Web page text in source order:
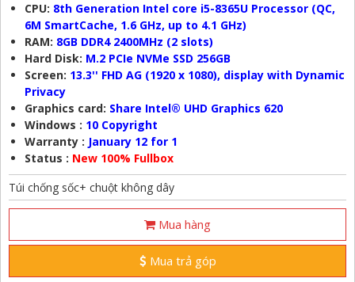
CPU: 8th Generation Intel core i5-8365U Processor (QC,
6M SmartCache, 1.6 GHz, up to 4.1 GHz)
RAM: 8GB DDR4 2400MHz (2 slots)
Hard Disk: M.2 PCIe NVMe SSD 256GB
Screen: 13.3'' FHD AG (1920 x 1080), display with Dynamic
Privacy
Graphics card: Share Intel® UHD Graphics 620
Windows : 10 Copyright
Warranty : January 12 for 1
Status : New 100% Fullbox
Túi chống sốc+ chuột không dây
Mua hàng
Mua trả góp